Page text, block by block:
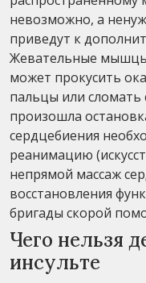
невозможно, а
приведут к
Жевательные
может прокусить
пальцы или сломать
произошла
сердцебиения
реанимацию
непрямой массаж
восстановления
бригады скорой
Чего нельзя
инсульте